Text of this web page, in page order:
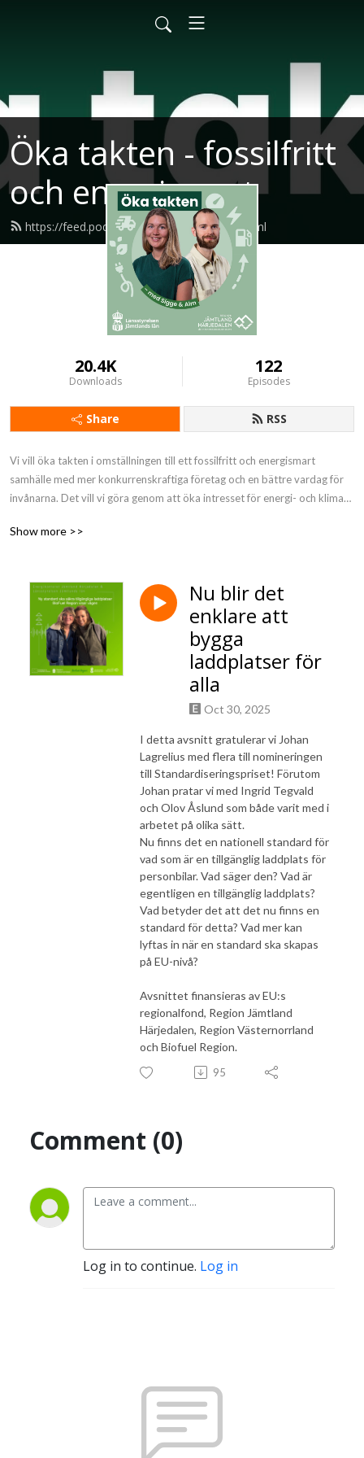
Öka takten - fossilfritt
och energismart
https://feed.podbean.com/okatakten/feed.xml
20.4K
Downloads
122
Episodes
Share RSS
Vi vill öka takten i omställningen till ett fossilfritt och energismart
samhälle med mer konkurrenskraftiga företag och en bättre vardag för
invånarna. Det vill vi göra genom att öka intresset för energi- och klimat,
Region Jämtland Härjedalen och Länsstyrelsen Jämtlands län.
Show more >>
Nu blir det
enklare att
bygga
laddplatser för
alla
Oct 30, 2025
I detta avsnitt gratulerar vi Johan
Lagrelius med flera till nomineringen
till Standardiseringspriset! Förutom
Johan pratar vi med Ingrid Tegvald
och Olov Åslund som både varit med i
arbetet på olika sätt.
Nu finns det en nationell standard för
vad som är en tillgänglig laddplats för
personbilar. Vad säger den? Vad är
egentligen en tillgänglig laddplats?
Vad betyder det att det nu finns en
standard för detta? Vad mer kan
lyftas in när en standard ska skapas
på EU-nivå?
Avsnittet finansieras av EU:s
regionalfond, Region Jämtland
Härjedalen, Region Västernorrland
och Biofuel Region.
95
Comment (0)
Log in to continue. Log in